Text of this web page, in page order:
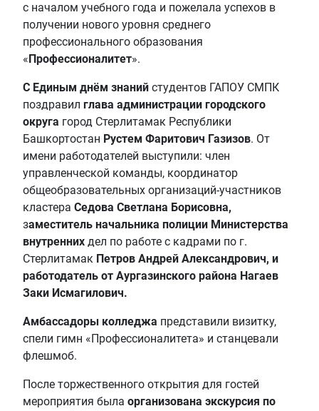
с началом учебного года и пожелала успехов в
получении нового уровня среднего
профессионального образования
« Профессионалитет».
С Единым днём знаний студентов ГАПОУ СМПК
поздравил глава администрации городского
округа город Стерлитамак Республики
Башкортостан Рустем Фаритович Газизов. От
имени работодателей выступили: член
управленческой команды, координатор
общеобразовательных организаций-участников
кластера Седова Светлана Борисовна,
заместитель начальника полиции Министерства
внутренних дел по работе с кадрами по г.
Стерлитамак Петров Андрей Александрович, и
работодатель от Аургазинского района Нагаев
Заки Исмагилович.
Амбассадоры колледжа представили визитку,
спели гимн «Профессионалитета» и станцевали
флешмоб.
После торжественного открытия для гостей
мероприятия была организована экскурсия по